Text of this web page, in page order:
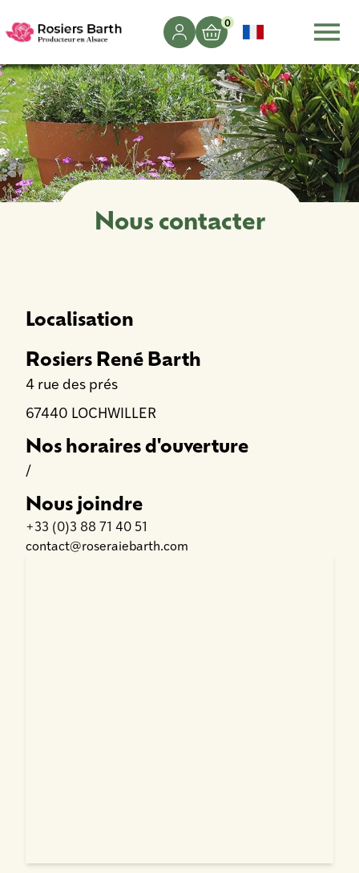
0
Nous contacter
Localisation
Rosiers René Barth
4 rue des prés
67440 LOCHWILLER
Nos horaires d'ouverture
/
Nous joindre
+33 (0)3 88 71 40 51
contact@roseraiebarth.com